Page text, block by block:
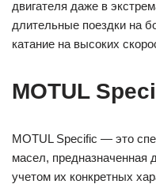
двигателя даже в
длительные поездки на
катание на высоких
MOTUL
MOTUL Specific — это
масел, предназначенная
учетом их конкретных